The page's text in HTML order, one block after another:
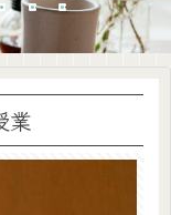
業